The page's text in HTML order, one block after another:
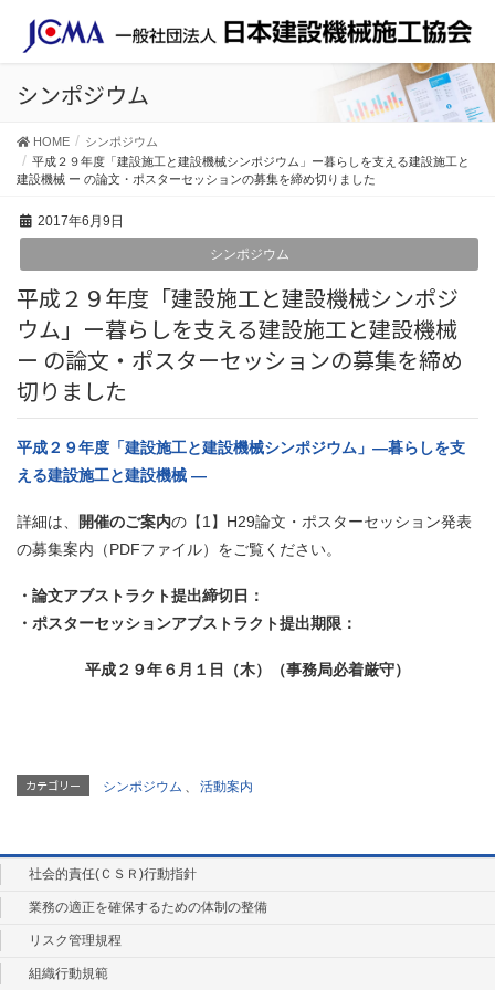
シンポジウム
HOME
シンポジウム
平成２９年度「建設施工と建設機械シンポジウム」ー暮らしを支える建設施工と
建設機械 ー の論文・ポスターセッションの募集を締め切りました
2017年6月9日
シンポジウム
平成２９年度「建設施工と建設機械シンポジ
ウム」ー暮らしを支える建設施工と建設機械
ー の論文・ポスターセッションの募集を締め
切りました
平成２９年度「建設施工と建設機械シンポジウム」 ―暮らしを支
える建設施工と建設機械 ―
詳細は、 開催のご案内の【1】H29論文・ポスターセッション発表
の募集案内（PDFファイル）をご覧ください。
・論文アブストラクト提出締切日：
・ポスターセッションアブストラクト提出期限：
平成２９年６月１日（木）（事務局必着厳守）
カテゴリー シンポジウム 、 活動案内
社会的責任(ＣＳＲ)行動指針
業務の適正を確保するための体制の整備
リスク管理規程
組織行動規範